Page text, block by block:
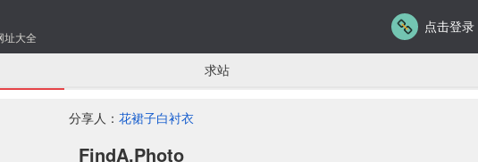
址大全
点击登录
求站
分享人： 花裙子白衬衣
FindA.Photo